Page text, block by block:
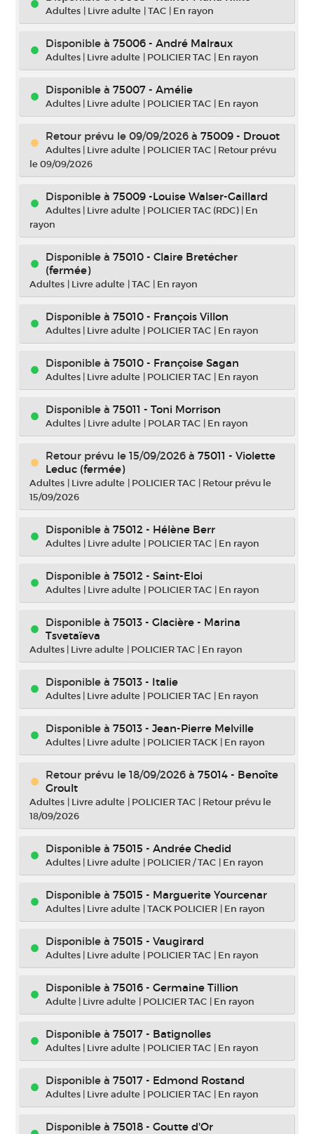
Adultes | Livre adulte |TAC | En rayon
Disponible à 75006 - André Malraux
Adultes | Livre adulte | POLICIER TAC | En rayon
Disponible à 75007 - Amélie
Adultes | Livre adulte | POLICIER TAC | En rayon
Retour prévu le 09/09/2026 à 75009 - Drouot
Adultes | Livre adulte | POLICIER TAC | Retour prévu
le 09/09/2026
Disponible à 75009 -Louise Walser-Gaillard
Adultes | Livre adulte | POLICIER TAC (RDC) | En
rayon
Disponible à 75010 - Claire Bretécher
(fermée)
Adultes | Livre adulte |TAC | En rayon
Disponible à 75010 - François Villon
Adultes | Livre adulte | POLICIER TAC | En rayon
Disponible à 75010 - Françoise Sagan
Adultes | Livre adulte | POLICIER TAC | En rayon
Disponible à 75011 - Toni Morrison
Adultes | Livre adulte | POLAR TAC | En rayon
Retour prévu le 15/09/2026 à 75011 - Violette
Leduc (fermée)
Adultes | Livre adulte | POLICIER TAC | Retour prévu le
15/09/2026
Disponible à 75012 - Hélène Berr
Adultes | Livre adulte | POLICIER TAC | En rayon
Disponible à 75012 - Saint-Eloi
Adultes | Livre adulte | POLICIER TAC | En rayon
Disponible à 75013 - Glacière - Marina
Tsvetaïeva
Adultes | Livre adulte | POLICIER TAC | En rayon
Disponible à 75013 - Italie
Adultes | Livre adulte | POLICIER TAC | En rayon
Disponible à 75013 - Jean-Pierre Melville
Adultes | Livre adulte | POLICIER TACK | En rayon
Retour prévu le 18/09/2026 à 75014 - Benoîte
Groult
Adultes | Livre adulte | POLICIER TAC | Retour prévu le
18/09/2026
Disponible à 75015 - Andrée Chedid
Adultes | Livre adulte | POLICIER / TAC | En rayon
Disponible à 75015 - Marguerite Yourcenar
Adultes | Livre adulte |TACK POLICIER | En rayon
Disponible à 75015 - Vaugirard
Adultes | Livre adulte | POLICIER TAC | En rayon
Disponible à 75016 - Germaine Tillion
Adulte | Livre adulte | POLICIER TAC | En rayon
Disponible à 75017 - Batignolles
Adultes | Livre adulte | POLICIER TAC | En rayon
Disponible à 75017 - Edmond Rostand
Adultes | Livre adulte | POLICIER TAC | En rayon
Disponible à 75018 - Goutte d'Or